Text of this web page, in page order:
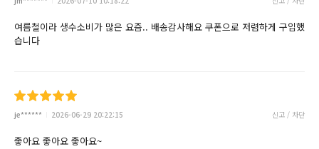
여름철이라 생수소비가 많은 요즘.. 배송감사해요 쿠폰으로 저렴하게 구입했
습니다
je****** 2026-06-29 20:22:15 신고 / 차단
좋아요 좋아요 좋아요~